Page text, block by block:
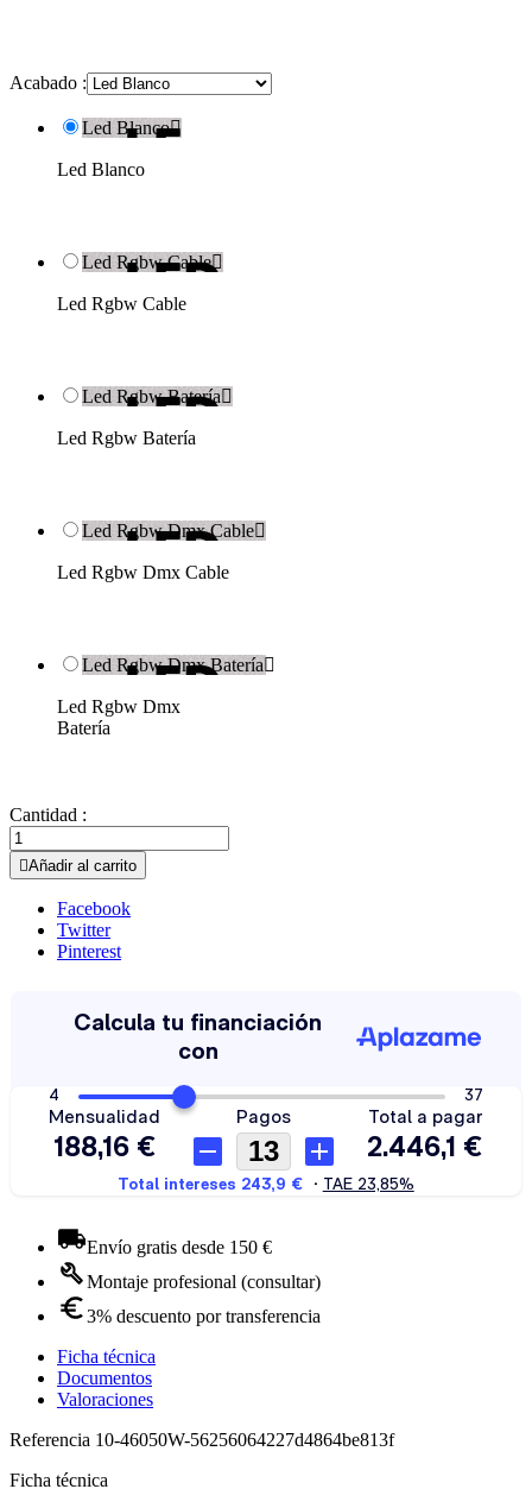
Acabado :
Led Blanco
Led Blanco
Led Rgbw Cable
Led Rgbw Cable
Led Rgbw Batería
Led Rgbw Batería
Led Rgbw Dmx Cable
Led Rgbw Dmx Cable
Led Rgbw Dmx Batería
Led Rgbw Dmx
Batería
Cantidad :
Añadir al carrito
Facebook
Twitter
Pinterest
Envío gratis desde 150 €
Montaje profesional (consultar)
3% descuento por transferencia
Ficha técnica
Documentos
Valoraciones
Referencia 10-46050W-56256064227d4864be813f
Ficha técnica